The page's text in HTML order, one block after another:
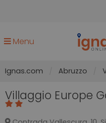
Menu
Ignas.com Abruzzo
Villaggio Europe